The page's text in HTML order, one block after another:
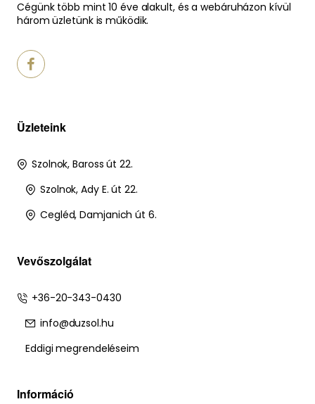
Cégünk több mint 10 éve alakult, és a webáruházon kívül
három üzletünk is működik.
Üzleteink
Szolnok, Baross út 22.
Szolnok, Ady E. út 22.
Cegléd, Damjanich út 6.
Vevőszolgálat
+36-20-343-0430
info@duzsol.hu
Eddigi megrendeléseim
Információ